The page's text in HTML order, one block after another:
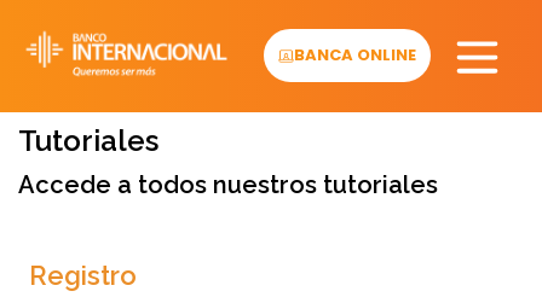
content
BANCA ONLINE
Tutoriales
Accede a todos nuestros tutoriales
Registro